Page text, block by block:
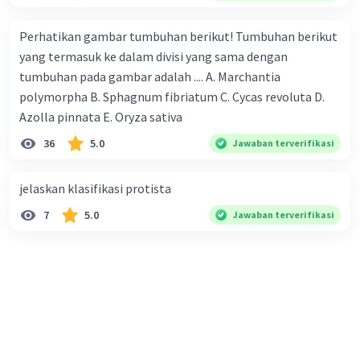
Perhatikan gambar tumbuhan berikut! Tumbuhan berikut
yang termasuk ke dalam divisi yang sama dengan
tumbuhan pada gambar adalah .... A. Marchantia
polymorpha B. Sphagnum fibriatum C. Cycas revoluta D.
Azolla pinnata E. Oryza sativa
36 5.0 Jawaban terverifikasi
jelaskan klasifikasi protista
7 5.0 Jawaban terverifikasi